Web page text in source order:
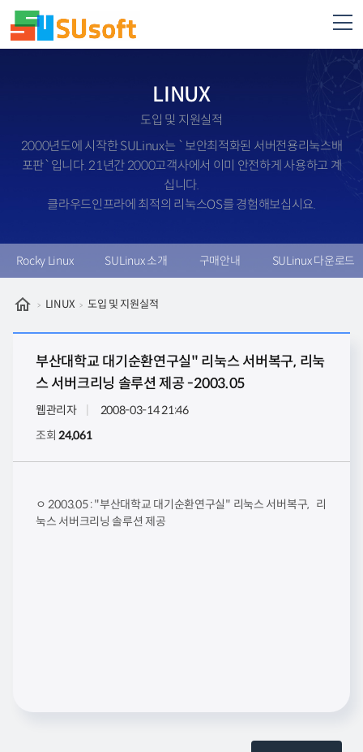
LINUX
도입 및 지원실적
2000년도에 시작한 SULinux는 `보안최적화된 서버전용리눅스배
포판`입니다. 21년간 2000고객사에서 이미 안전하게 사용하고 계
십니다.
클라우드인프라에 최적의 리눅스OS를 경험해보십시요.
Rocky Linux SULinux 소개 구매안내 SULinux 다운로드
LINUX 도입 및 지원실적
부산대학교 대기순환연구실" 리눅스 서버복구, 리눅
스 서버크리닝 솔루션 제공 -2003.05
웹관리자
2008-03-14 21:46
조회24,061
ㅇ 2003.05 : "부산대학교 대기순환연구실" 리눅스 서버복구, 리
눅스 서버크리닝 솔루션 제공